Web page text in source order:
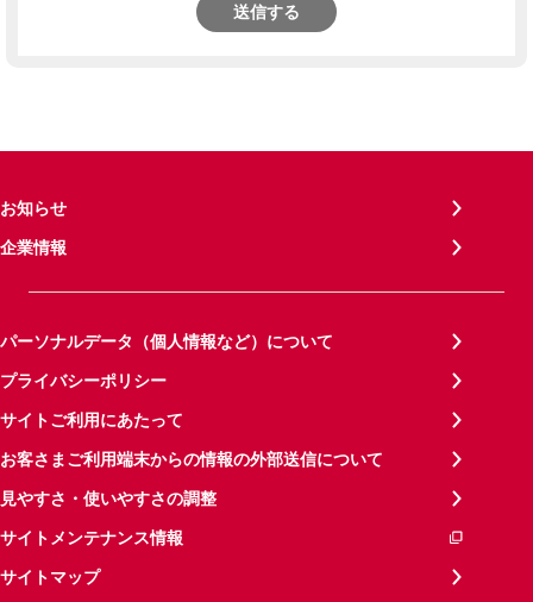
送信する
お知らせ
企業情報
パーソナルデータ（個人情報など）について
プライバシーポリシー
サイトご利用にあたって
お客さまご利用端末からの情報の外部送信について
見やすさ・使いやすさの調整
サイトメンテナンス情報
サイトマップ